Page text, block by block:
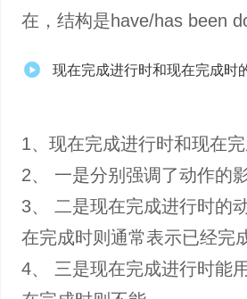
在，结构是have/has been
现在完成进行时和现在完成时
1、现在完成进行时和现在
2、 一是分别强调了动作的
3、 二是现在完成进行时的
在完成时则通常表示已经完
4、 三是现在完成进行时能